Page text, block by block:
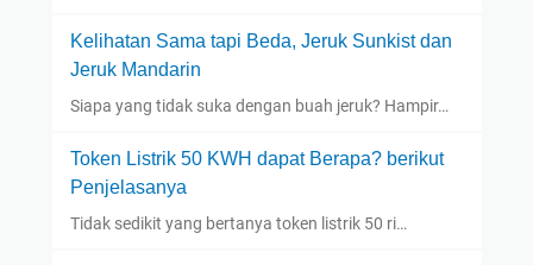
Kelihatan Sama tapi Beda, Jeruk Sunkist dan
Jeruk Mandarin
Siapa yang tidak suka dengan buah jeruk? Hampir…
Token Listrik 50 KWH dapat Berapa? berikut
Penjelasanya
Tidak sedikit yang bertanya token listrik 50 ri…